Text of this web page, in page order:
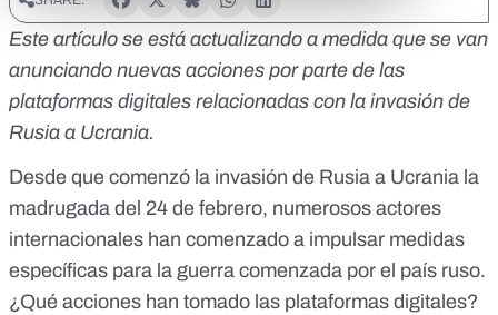
Este artículo se está actualizando a medida que se van
anunciando nuevas acciones por parte de las
plataformas digitales relacionadas con la invasión de
Rusia a Ucrania.
Desde que comenzó la invasión de Rusia a Ucrania la
madrugada del 24 de febrero, numerosos actores
internacionales han comenzado a impulsar medidas
específicas para la guerra comenzada por el país ruso.
¿Qué acciones han tomado las plataformas digitales?